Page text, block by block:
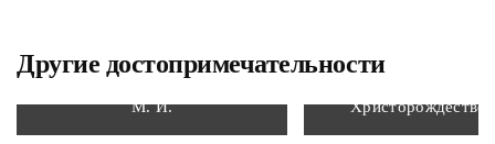
Другие достопримечательности
Мемориальная доска Глазкову
М. И.